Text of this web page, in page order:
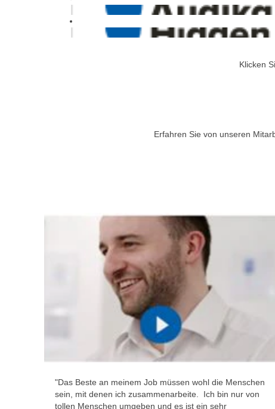
Klicken
Erfahren Sie von unseren
"Das Beste an meinem Job müssen wohl die Menschen
sein, mit denen ich zusammenarbeite. Ich bin nur von
tollen Menschen umgeben und es ist ein sehr